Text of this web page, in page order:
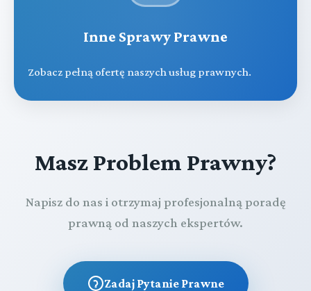
Inne Sprawy Prawne
Zobacz pełną ofertę naszych usług prawnych.
Masz Problem Prawny?
Napisz do nas i otrzymaj profesjonalną poradę
prawną od naszych ekspertów.
Zadaj Pytanie Prawne